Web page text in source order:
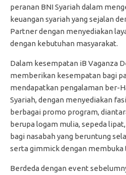
peranan BNI Syariah dalam
keuangan syariah yang sejalan
Partner dengan menyediakan
dengan kebutuhan masyarakat.
Dalam kesempatan iB Vaganza
memberikan kesempatan bagi
mendapatkan pengalaman ber-
Syariah, dengan menyediakan
berbagai promo program,
berupa logam mulia, sepeda
bagi nasabah yang beruntung
serta gimmick dengan membuka
Berdeda dengan event